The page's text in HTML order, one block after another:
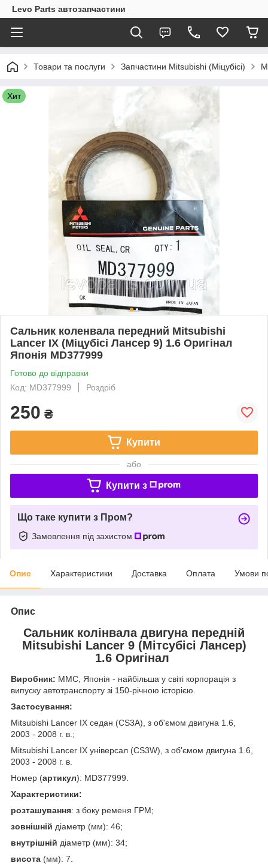
Levo Parts автозапчастини
Товари та послуги Запчастини Mitsubishi (Міцубісі)
Хит
Сальник коленвала передний Mitsubishi
Lancer IX (Міцубісі Лансер 9) 1.6 Оригінал
Японія MD377999
Готово до відправки
Код: MD377999
Роздріб
250 ₴
Купити
або
Купити з
Що таке купити з Пром?
Замовлення під захистом
Опис Характеристики Доставка Оплата Умови
Опис
Сальник колінвала двигуна передній
Mitsubishi Lancer 9 (Мітсубісі Лансер)
1.6 Оригінал
Виробник: MMC, Японія - найбільша у світі корпорація з
випуску автотранспорту зі 150-річною історією.
Застосування:
Mitsubishi Lancer IX седан (CS3A), з об'ємом двигуна 1.6,
2003 - 2008 г. в.;
Mitsubishi Lancer IX універсал (CS3W), з об'ємом двигуна 1.6,
2003 - 2008 г. в.
Номер (артикул): MD377999.
Характеристики:
розташування: з боку ременя ГРМ;
зовнішній діаметр (мм): 46;
внутрішній діаметр (мм): 34;
висота (мм): 7.